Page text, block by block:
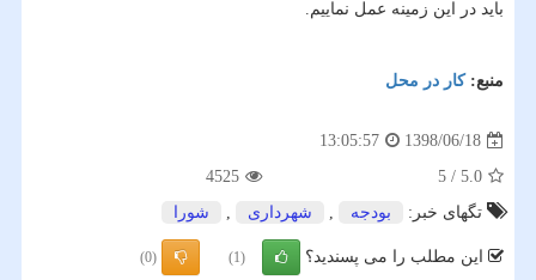
باید در این زمینه عمل نماییم.
منبع:كار در محل
1398/06/18
13:05:57
5.0
/
5
4525
تگهای خبر:
بودجه , شهرداری , شورا
این مطلب را می پسندید؟ (1)
(0)